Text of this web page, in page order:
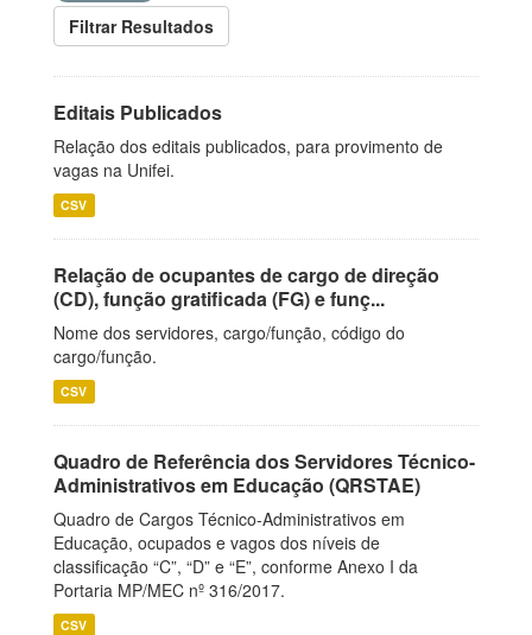
Filtrar Resultados
Editais Publicados
Relação dos editais publicados, para provimento de
vagas na Unifei.
CSV
Relação de ocupantes de cargo de direção
(CD), função gratificada (FG) e funç...
Nome dos servidores, cargo/função, código do
cargo/função.
CSV
Quadro de Referência dos Servidores Técnico-
Administrativos em Educação (QRSTAE)
Quadro de Cargos Técnico-Administrativos em
Educação, ocupados e vagos dos níveis de
classificação “C”, “D” e “E”, conforme Anexo I da
Portaria MP/MEC nº 316/2017.
CSV